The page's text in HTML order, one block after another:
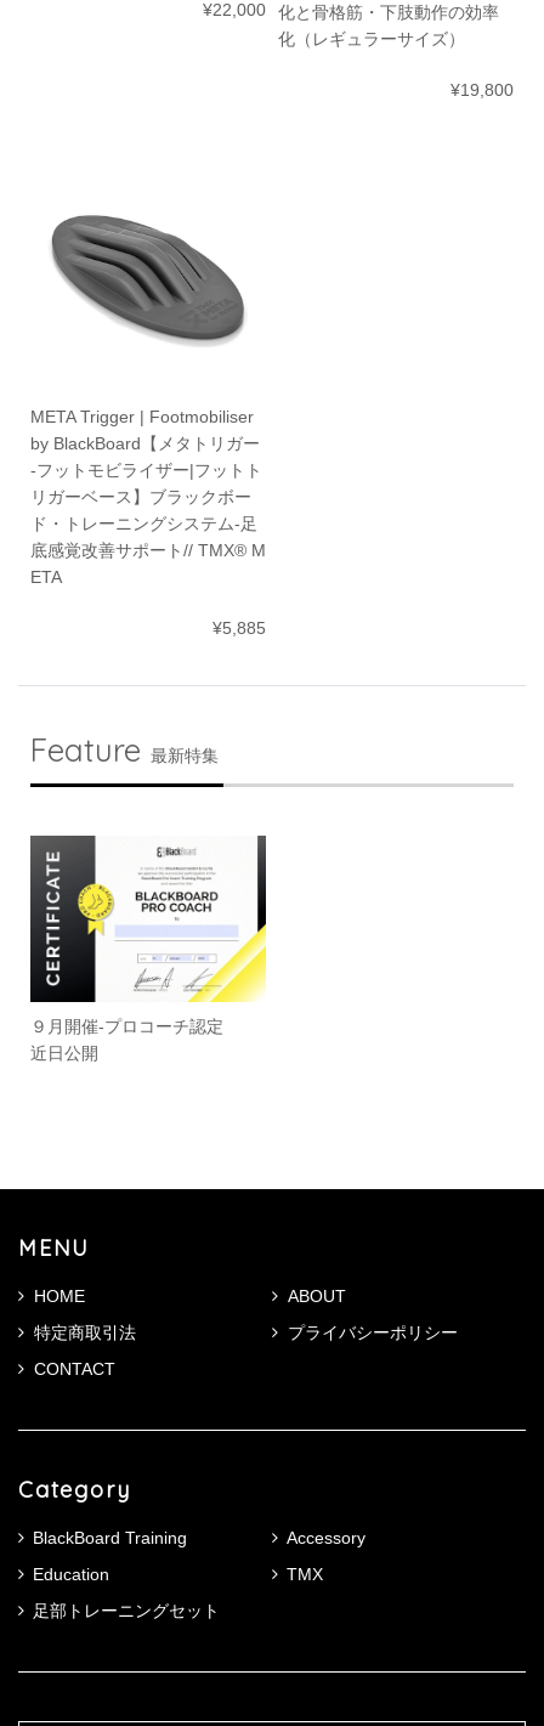
¥22,000
化と骨格筋・下肢動作の効率
化（レギュラーサイズ）
¥19,800
META Trigger | Footmobiliser
by BlackBoard【メタトリガー
-フットモビライザー|フットト
リガーベース】ブラックボー
ド・トレーニングシステム-足
底感覚改善サポート// TMX® M
ETA
¥5,885
Feature 最新特集
９月開催-プロコーチ認定
近日公開
MENU
HOME
ABOUT
特定商取引法
プライバシーポリシー
CONTACT
Category
BlackBoard Training
Accessory
Education
TMX
足部トレーニングセット